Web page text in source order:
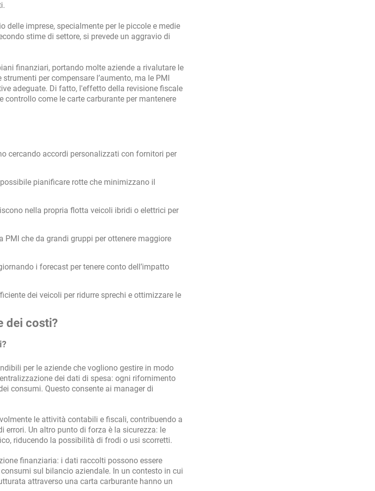
imprese, specialmente per le piccole e medie
stime di settore, si prevede un aggravio di
finanziari, portando molte aziende a rivalutare le
per compensare l’aumento, ma le PMI
adeguate. Di fatto, l'effetto della revisione fiscale
come le carte carburante per mantenere
cercando accordi personalizzati con fornitori per
pianificare rotte che minimizzano il
nella propria flotta veicoli ibridi o elettrici per
PMI che da grandi gruppi per ottenere maggiore
i forecast per tenere conto dell’impatto
dei veicoli per ridurre sprechi e ottimizzare le
dei costi?
per le aziende che vogliono gestire in modo
dei dati di spesa: ogni rifornimento
consumi. Questo consente ai manager di
le attività contabili e fiscali, contribuendo a
errori. Un altro punto di forza è la sicurezza: le
riducendo la possibilità di frodi o usi scorretti.
finanziaria: i dati raccolti possono essere
sul bilancio aziendale. In un contesto in cui
attraverso una carta carburante hanno un